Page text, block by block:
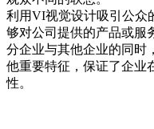
利用VI视觉设计吸引公众
够对公司提供的产品或服
分企业与其他企业的同时
他重要特征，保证了企业
性。